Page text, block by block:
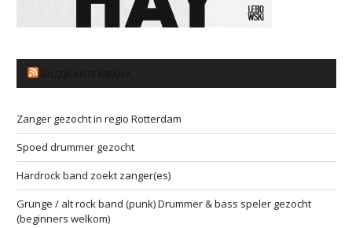
Zanger gezocht in regio Rotterdam
Spoed drummer gezocht
Hardrock band zoekt zanger(es)
Grunge / alt rock band (punk) Drummer & bass speler gezocht
(beginners welkom)